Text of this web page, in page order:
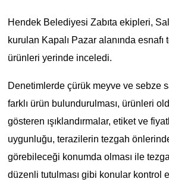
Hendek Belediyesi Zabıta ekipleri,
kurulan Kapalı Pazar alanında
ürünleri yerinde inceledi.
Denetimlerde çürük meyve ve sebze
farklı ürün bulundurulması, ürünleri
gösteren ışıklandırmalar, etiket ve
uygunluğu, terazilerin tezgah
görebileceği konumda olması ile
düzenli tutulması gibi konular kontrol